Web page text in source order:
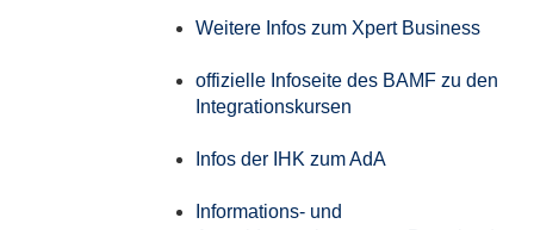
Weitere Infos zum Xpert Business
offizielle Infoseite des BAMF zu den
Integrationskursen
Infos der IHK zum AdA
Informations- und